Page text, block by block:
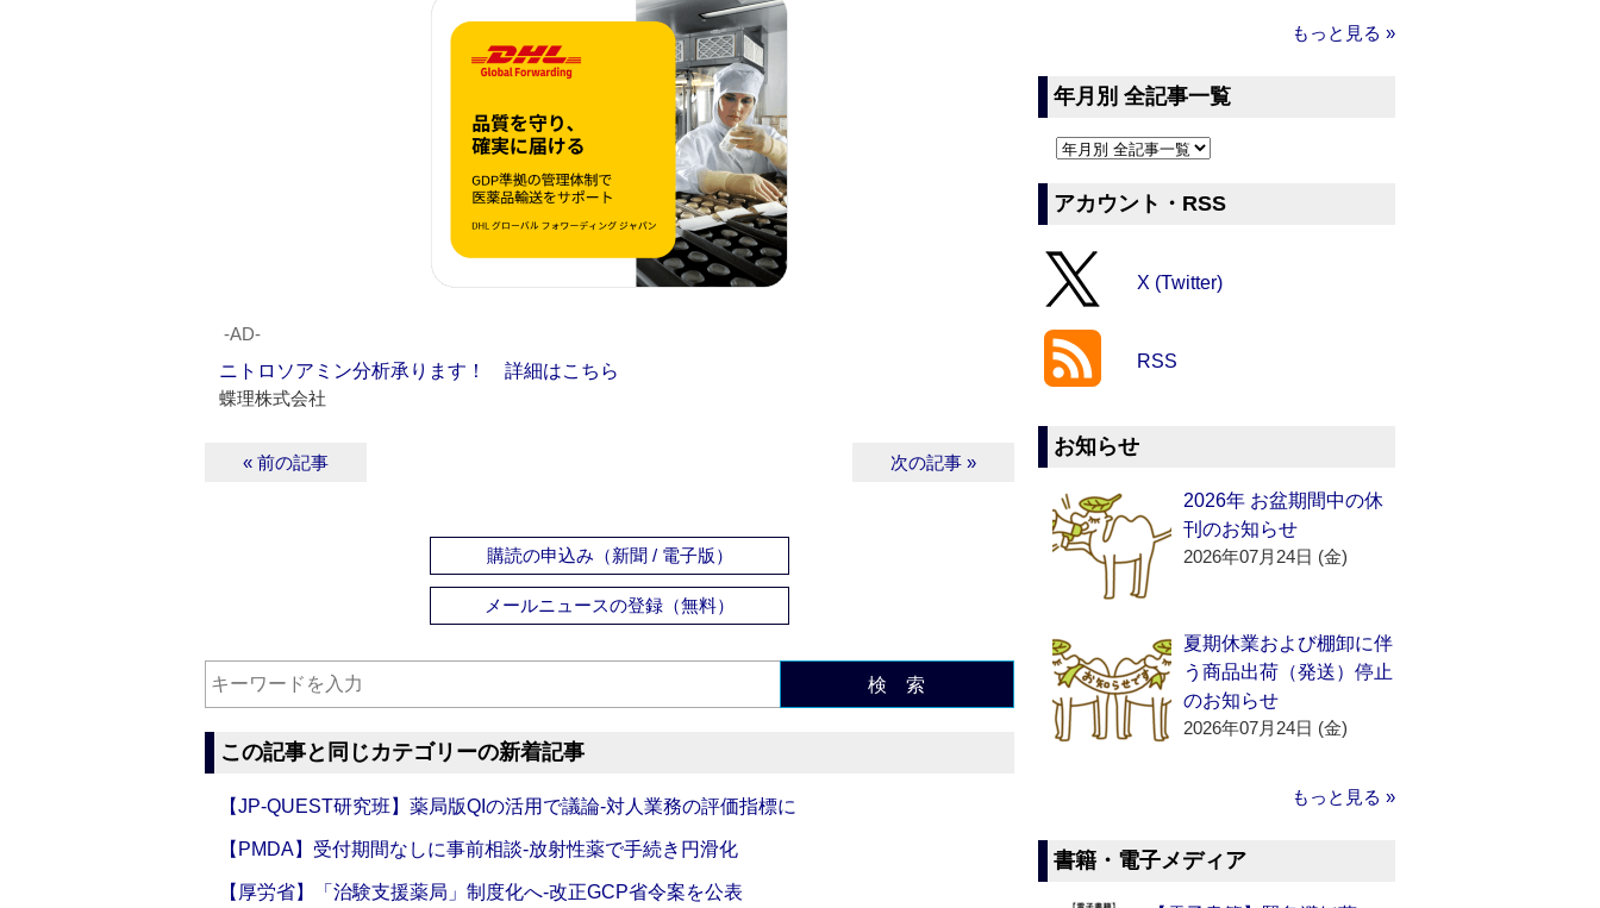
‐AD‐
ニトロソアミン分析承ります！ 詳細はこちら
蝶理株式会社
« 前の記事 次の記事 »
購読の申込み（新聞 / 電子版）
メールニュースの登録（無料）
検 索
この記事と同じカテゴリーの新着記事
【JP-QUEST研究班】薬局版QIの活用で議論‐対人業務の評価指標に
【PMDA】受付期間なしに事前相談‐放射性薬で手続き円滑化
【厚労省】「治験支援薬局」制度化へ‐改正GCP省令案を公表
もっと見る »
年月別 全記事一覧
アカウント・RSS
X (Twitter)
RSS
お知らせ
2026年 お盆期間中の休
刊のお知らせ
2026年07月24日 (金)
夏期休業および棚卸に伴
う商品出荷（発送）停止
のお知らせ
2026年07月24日 (金)
もっと見る »
書籍・電子メディア